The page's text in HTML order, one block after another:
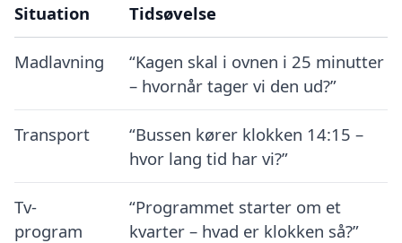
Situation Tidsøvelse
Madlavning
“Kagen skal i ovnen i 25 minutter
– hvornår tager vi den ud?”
Transport
“Bussen kører klokken 14:15 –
hvor lang tid har vi?”
Tv-
program
“Programmet starter om et
kvarter – hvad er klokken så?”